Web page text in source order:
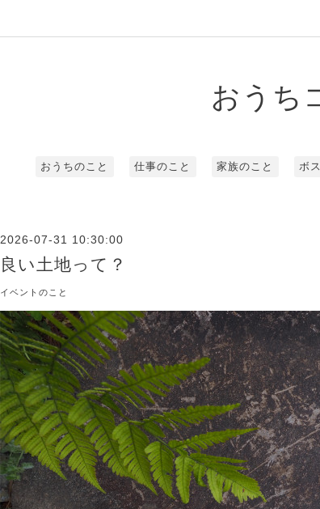
おうち
おうちのこと 仕事のこと 家族のこと ボ
2026-07-31 10:30:00
良い土地って？
イベントのこと